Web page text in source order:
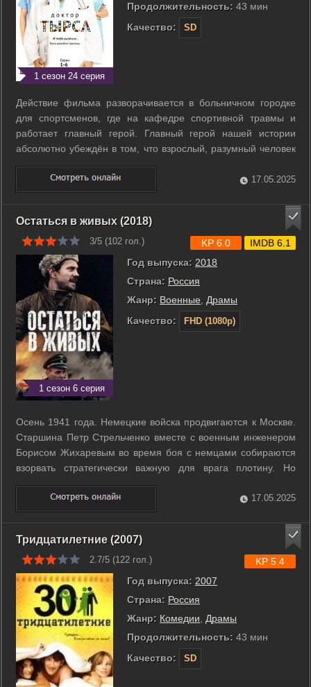
1 сезон 24 серия
Продолжительность: 43 мин
Качество:
SD
Действие фильма разворачивается в больничном городке
для спортсменов, где на кафедре спортивной травмы и
работает главный герой. Главный герой нашей истории
абсолютно убеждён в том, что взрослый, разумный человек
имеет право выбора и волен распоряжаться собственной
судьбой. Он не верит в «высшие смыслы» и существование
«кого-то там, на небесах», ...
17.05.2025
Остаться в живых (2018)
3/5 (102 гол.)
1 сезон 6 серия
Год выпуска: 2018
Страна: Россия
Жанр: Военные
Драмы
Качество:
FHD (1080p)
KP 6.0 IMDB 6.1
Осень 1941 года. Немецкие войска продвигаются к Москве.
Старшина Петр Стрельченко вместе с военным инженером
Борисом Жихаревым во время боя с немцами собираются
взорвать стратегически важную для врага плотину. Но
попытка срывается. Спасая Петру жизнь, Борис оказывается
в плену. Стрельченко добирается до своих и вскоре
знакомится с женой Бориса – ...
17.05.2025
Тридцатилетние (2007)
2.7/5 (122 гол.)
Год выпуска: 2007
Страна: Россия
Жанр: Комедии
Драмы
Продолжительность: 43 мин
Качество:
SD
KP 5.4